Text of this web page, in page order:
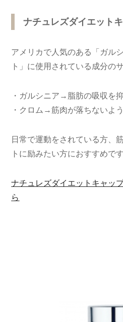
ナチュレズダイエット
アメリカで人気のある「ガル
ト」に使用されている成分の
・ガルシニア→脂肪の吸収を
・クロム→筋肉が落ちないよ
日常で運動をされている方、
トに励みたい方におすすめです
ナチュレズダイエットキャッ
ら